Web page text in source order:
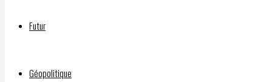
Futur
Géopolitiquejanvier